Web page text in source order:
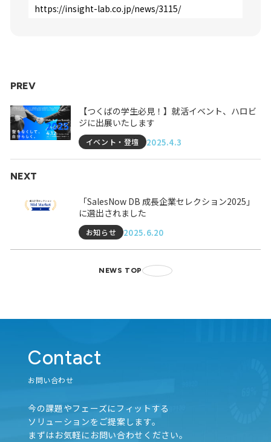
PREV
【つくばの学生必見！】就活イベント、ハロビ
ジに出展いたします
イベント・登壇 2025.4.3
NEXT
「SalesNow DB 成長企業セレクション2025」
に選出されました
お知らせ 2025.6.20
NEWS TOP
Contact
お問い合わせ
今の課題やフェーズにフィットする
ソリューションをご提案します。
まずはお気軽にお問い合わせください。